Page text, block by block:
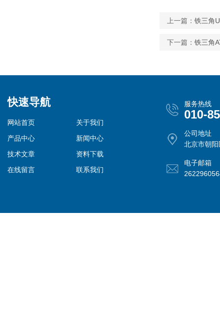
上一篇： 铁三角
下一篇： 铁三角
快速导航
网站首页
关于我们
产品中心
新闻中心
技术文章
资料下载
在线留言
联系我们
服务热线
010-
公司地址
北京市朝
电子邮箱